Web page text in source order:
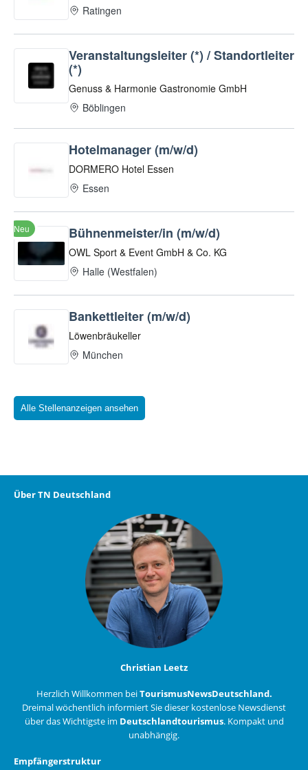
Alle Stellenanzeigen ansehen
Über TN Deutschland
Christian Leetz
Herzlich Willkommen beiTourismusNewsDeutschland.
Dreimal wöchentlich informiert Sie dieser kostenlose Newsdienst
über das Wichtigste im Deutschlandtourismus. Kompakt und
unabhängig.
Empfängerstruktur